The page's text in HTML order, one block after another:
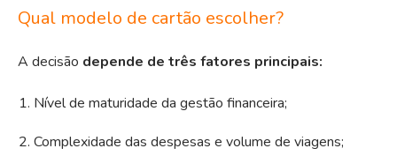
Qual modelo de cartão escolher?
A decisão depende de três fatores principais:
Nível de maturidade da gestão financeira;
Complexidade das despesas e volume de viagens;